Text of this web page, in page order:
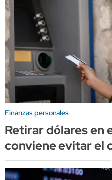
Finanzas personales
Retirar dólares en
conviene evitar el